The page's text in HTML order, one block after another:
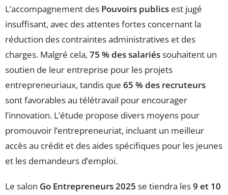
L’accompagnement des Pouvoirs publics est jugé
insuffisant, avec des attentes fortes concernant la
réduction des contraintes administratives et des
charges. Malgré cela, 75 % des salariéssouhaitent un
soutien de leur entreprise pour les projets
entrepreneuriaux, tandis que 65 % des recruteurs
sont favorables au télétravail pour encourager
l’innovation. L’étude propose divers moyens pour
promouvoir l’entrepreneuriat, incluant un meilleur
accès au crédit et des aides spécifiques pour les jeunes
et les demandeurs d’emploi.
Le salon Go Entrepreneurs 2025 se tiendra les9 et 10